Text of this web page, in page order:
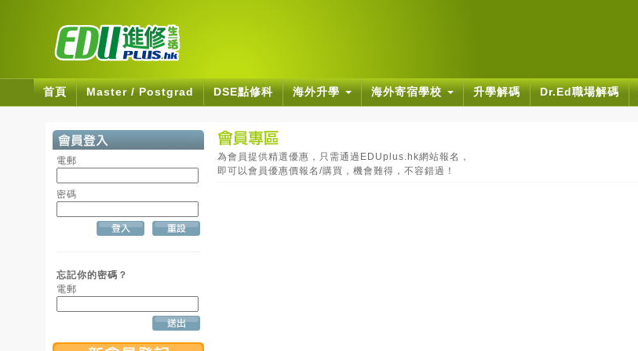
首頁 Master / Postgrad DSE點修科 海外升學 海外寄宿學校 升學解碼 Dr.Ed職場解碼
電郵
密碼
忘記你的密碼？
電郵
為會員提供精選優惠，只需通過EDUplus.hk網站報名，
即可以會員優惠價報名/購買，機會難得，不容錯過！